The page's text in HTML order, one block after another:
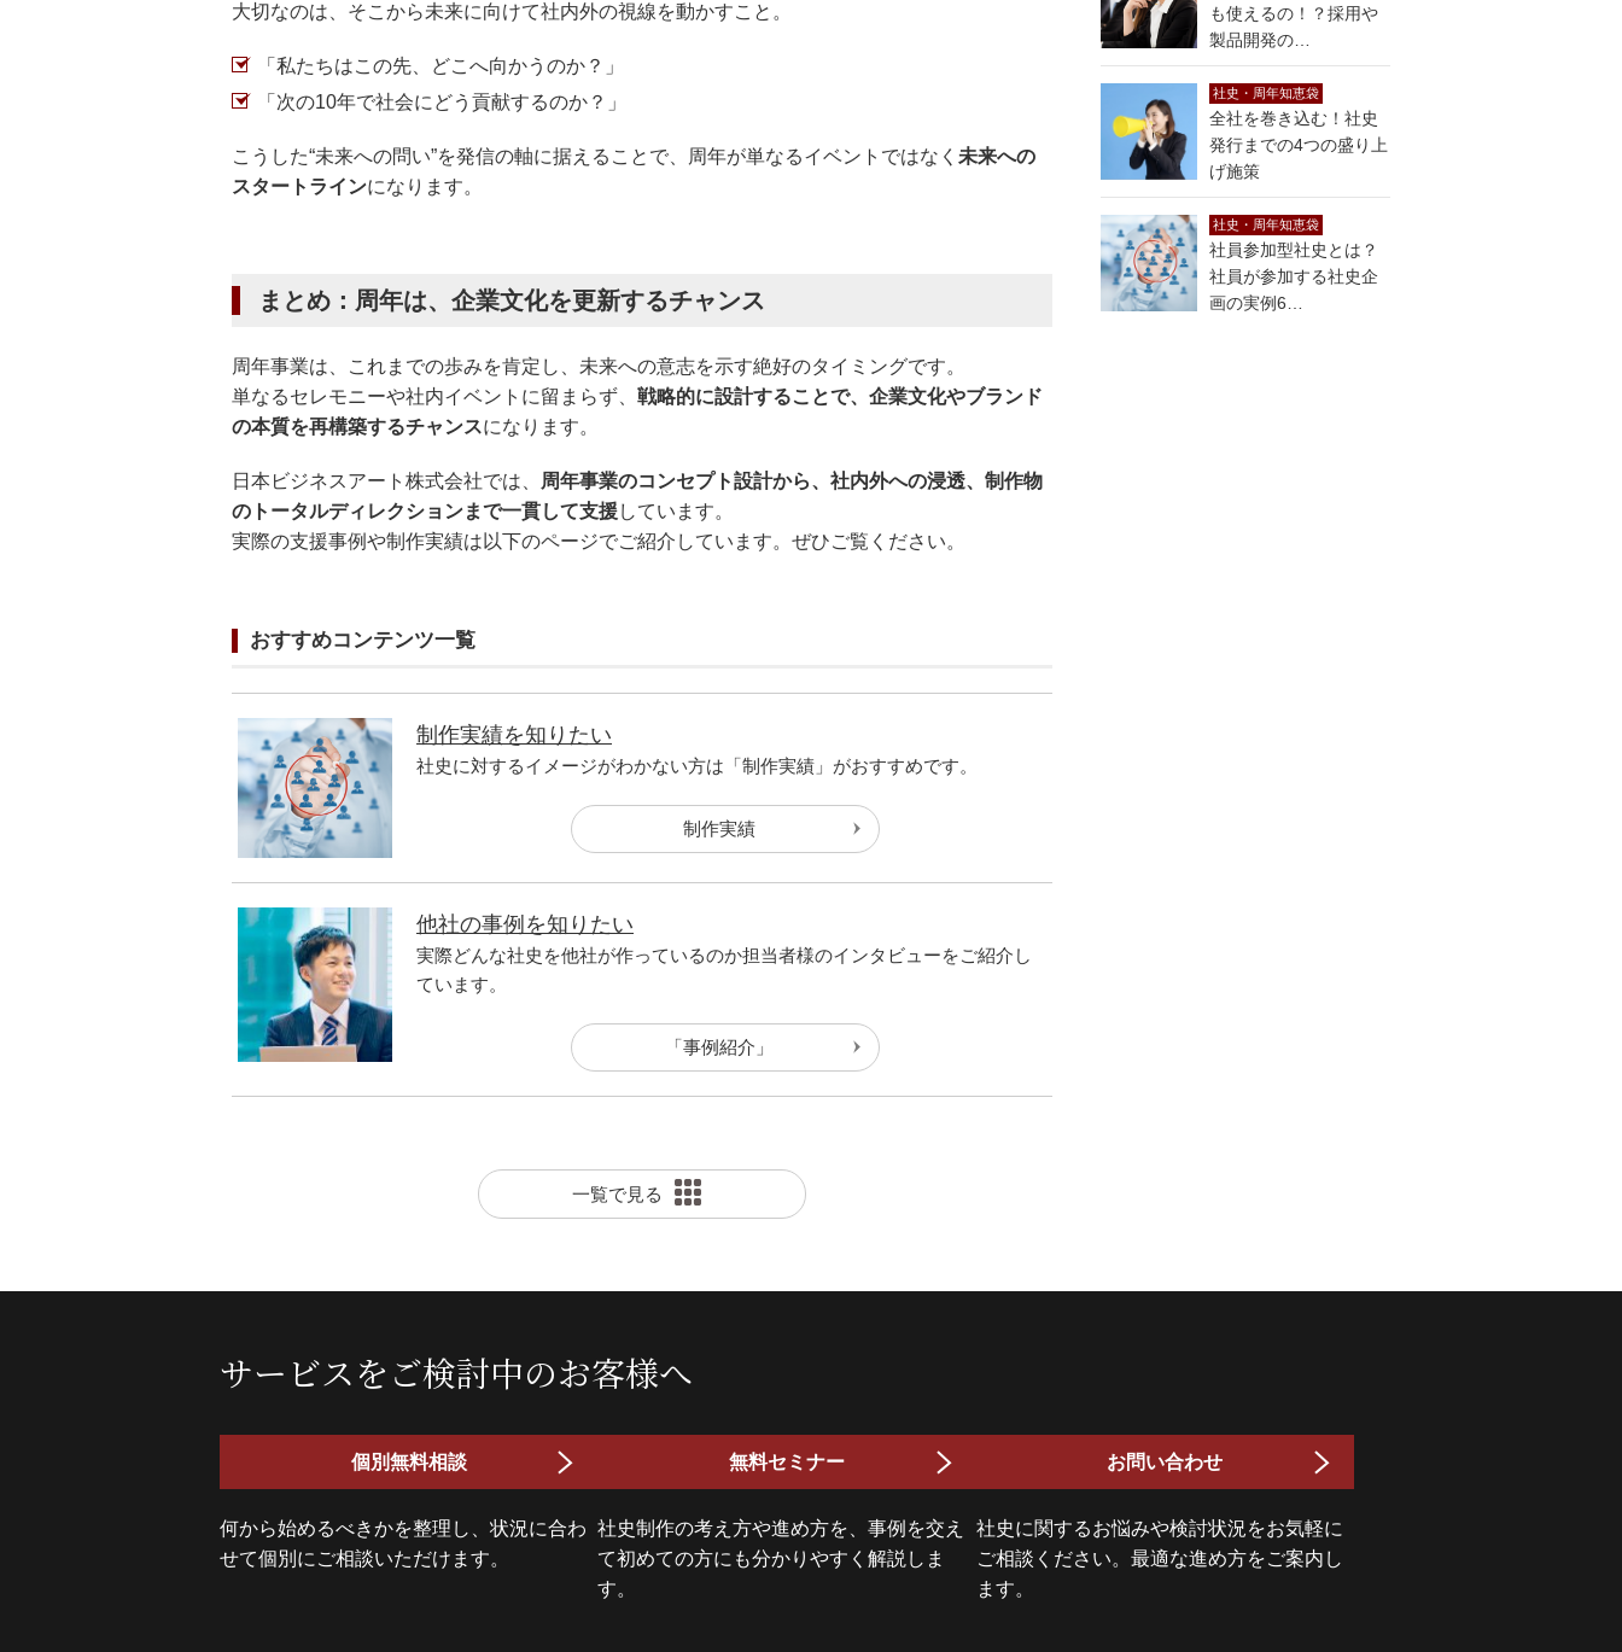
大切なのは、そこから未来に向けて社内外の視線を動かすこと。
「私たちはこの先、どこへ向かうのか？」
「次の10年で社会にどう貢献するのか？」
こうした“未来への問い”を発信の軸に据えることで、周年が単なるイベントではなく 未来への
スタートラインになります。
まとめ：周年は、企業文化を更新するチャンス
周年事業は、これまでの歩みを肯定し、未来への意志を示す絶好のタイミングです。
単なるセレモニーや社内イベントに留まらず、 戦略的に設計することで、企業文化やブランド
の本質を再構築するチャンスになります。
日本ビジネスアート株式会社では、
周年事業のコンセプト設計から、社内外への浸透、制作物
のトータルディレクションまで一貫して支援しています。
実際の支援事例や制作実績は以下のページでご紹介しています。ぜひご覧ください。
おすすめコンテンツ一覧
制作実績を知りたい
社史に対するイメージがわかない方は「制作実績」がおすすめです。
制作実績
他社の事例を知りたい
実際どんな社史を他社が作っているのか担当者様のインタビューをご紹介し
ています。
「事例紹介」
一覧で見る
も使えるの！？採用や
製品開発の…
社史・周年知恵袋
全社を巻き込む！社史
発行までの4つの盛り上
げ施策
社史・周年知恵袋
社員参加型社史とは？
社員が参加する社史企
画の実例6…
サービスをご検討中のお客様へ
個別無料相談
何から始めるべきかを整理し、状況に合わ
せて個別にご相談いただけます。
無料セミナー
社史制作の考え方や進め方を、事例を交え
て初めての方にも分かりやすく解説しま
す。
お問い合わせ
社史に関するお悩みや検討状況をお気軽に
ご相談ください。最適な進め方をご案内し
ます。